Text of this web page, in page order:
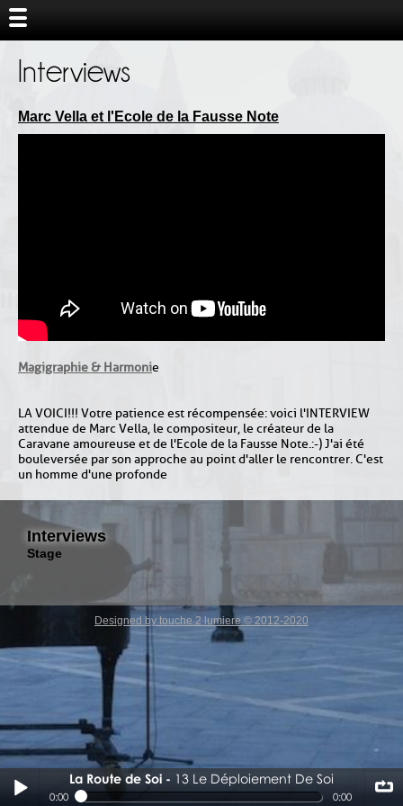
Interviews
Marc Vella et l'Ecole de la Fausse Note
Magigraphie & Harmonie
LA VOICI!!! Votre patience est récompensée : voici l'INTERVIEW
attendue de Marc Vella, le compositeur, le créateur de la
Caravane amoureuse et de l'Ecole de la Fausse Note. :-) J'ai été
bouleversée par son approche au point d'aller le rencontrer. C'est
un homme d'une profonde
Interviews
Stage
La Route de Soi 13 Le Déploiement De Soi
0:00 0:00
13 Le Déploiement De Soi
Designed by touche 2 lumiere © 2012-2020